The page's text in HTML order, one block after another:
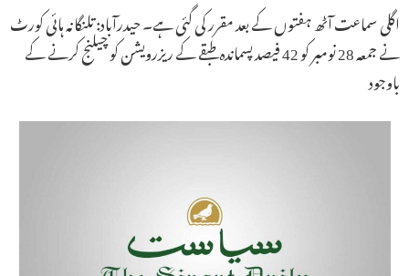
اگلی سماعت آٹھ ہفتوں کے بعد مقرر کی گئی ہے۔ حیدرآباد: تلنگانہ ہائی کورٹ
نے جمعہ 28 نومبر کو 42 فیصد پسماندہ طبقے کے ریزرویشن کو چیلنج کرنے کے
باوجود